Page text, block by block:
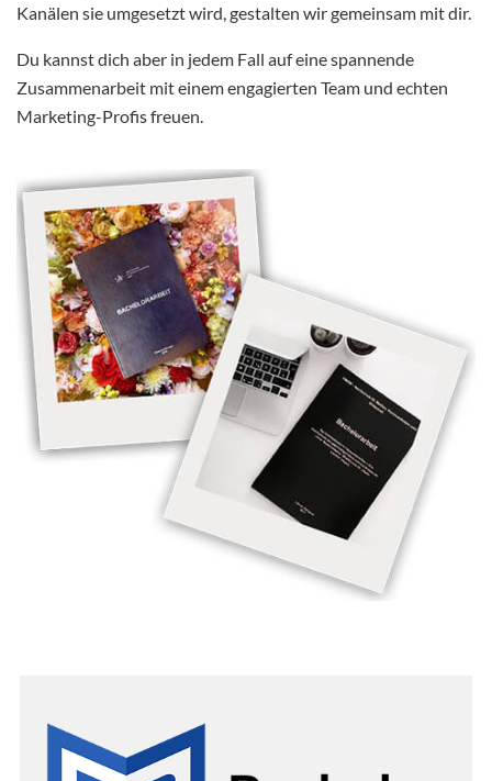
Kanälen sie umgesetzt wird, gestalten wir gemeinsam mit dir.
Du kannst dich aber in jedem Fall auf eine spannende
Zusammenarbeit mit einem engagierten Team und echten
Marketing-Profis freuen.